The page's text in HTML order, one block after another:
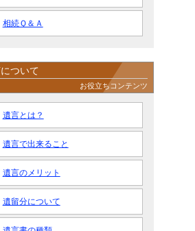
相続Ｑ＆Ａ
ついて
お役立ちコンテンツ
遺言とは？
遺言で出来ること
遺言のメリット
遺留分について